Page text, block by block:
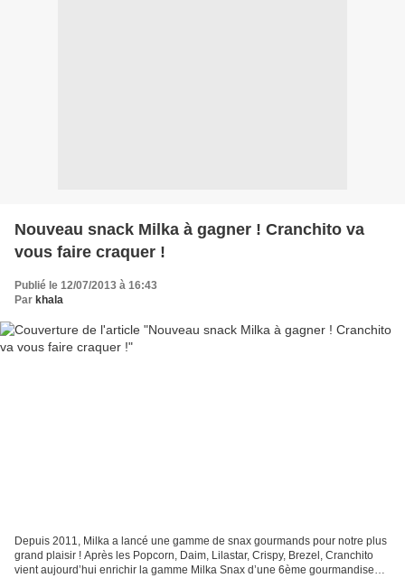
Nouveau snack Milka à gagner ! Cranchito va
vous faire craquer !
Publié le 12/07/2013 à 16:43
Par khala
Depuis 2011, Milka a lancé une gamme de snax gourmands pour notre plus
grand plaisir ! Après les Popcorn, Daim, Lilastar, Crispy, Brezel, Cranchito
vient aujourd’hui enrichir la gamme Milka Snax d’une 6ème gourmandise